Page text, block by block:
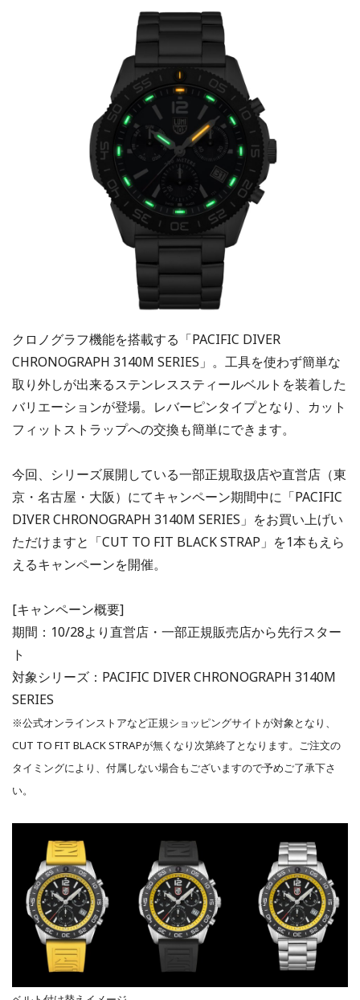
クロノグラフ機能を搭載する「PACIFIC DIVER
CHRONOGRAPH 3140M SERIES」。工具を使わず簡単な
取り外しが出来るステンレススティールベルトを装着した
バリエーションが登場。レバーピンタイプとなり、カット
フィットストラップへの交換も簡単にできます。
今回、シリーズ展開している一部正規取扱店や直営店（東
京・名古屋・大阪）にてキャンペーン期間中に「PACIFIC
DIVER CHRONOGRAPH 3140M SERIES」をお買い上げい
ただけますと「CUT TO FIT BLACK STRAP」を1本もえら
えるキャンペーンを開催。
[キャンペーン概要]
期間：10/28より直営店・一部正規販売店から先行スター
ト
対象シリーズ：PACIFIC DIVER CHRONOGRAPH 3140M
SERIES
※公式オンラインストアなど正規ショッピングサイトが対象となり、
CUT TO FIT BLACK STRAPが無くなり次第終了となります。ご注文の
タイミングにより、付属しない場合もございますので予めご了承下さ
い。